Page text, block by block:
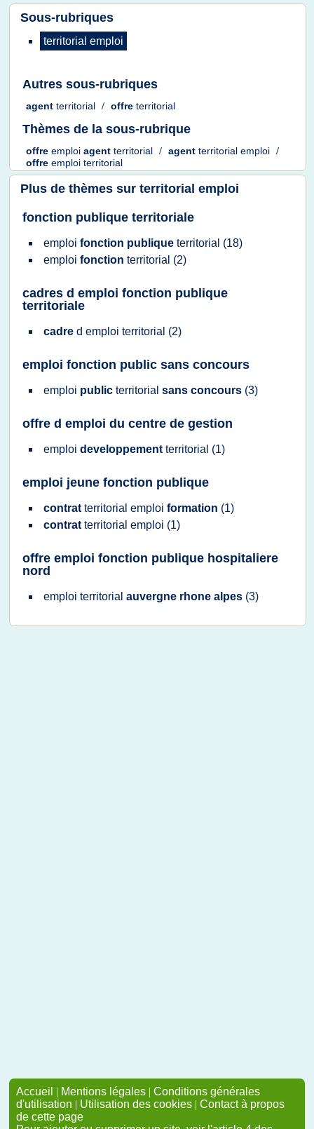
Sous-rubriques
territorial emploi
Autres sous-rubriques
agent territorial / offre territorial
Thèmes de la sous-rubrique
offre emploi agent territorial / agent territorial emploi /
offre emploi territorial
Plus de thèmes sur territorial emploi
fonction publique territoriale
emploi fonction publique territorial (18)
emploi fonction territorial (2)
cadres d emploi fonction publique
territoriale
cadre d emploi territorial (2)
emploi fonction public sans concours
emploi public territorial sans concours (3)
offre d emploi du centre de gestion
emploi developpement territorial (1)
emploi jeune fonction publique
contrat territorial emploi formation (1)
contrat territorial emploi (1)
offre emploi fonction publique hospitaliere
nord
emploi territorial auvergne rhone alpes (3)
Accueil | Mentions légales | Conditions générales
d'utilisation | Utilisation des cookies | Contact à propos
de cette page